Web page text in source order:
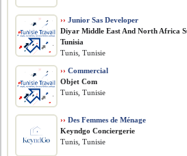
›› Junior Sas Developer
Diyar Middle East And North Africa
Tunisia
Tunis, Tunisie
›› Commercial
Objet Com
Tunis, Tunisie
›› Des Femmes de Ménage
Keyndgo Conciergerie
Tunis, Tunisie